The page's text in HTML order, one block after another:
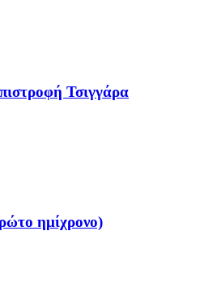
Τσιγγάρα
ημίχρονο)